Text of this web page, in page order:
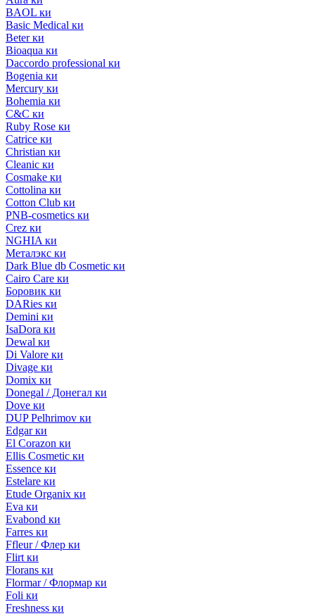
BAOL ки
Basic Medical ки
Beter ки
Bioaqua ки
Daccordo professional ки
Bogenia ки
Mercury ки
Bohemia ки
C&C ки
Ruby Rose ки
Catrice ки
Christian ки
Cleanic ки
Cosmake ки
Cottolina ки
Cotton Club ки
PNB-cosmetics ки
Crez ки
NGHIA ки
Металэкс ки
Dark Blue db Cosmetic ки
Cairo Care ки
Боровик ки
DARies ки
Demini ки
IsaDora ки
Dewal ки
Di Valore ки
Divage ки
Domix ки
Donegal / Донегал ки
Dove ки
DUP Pelhrimov ки
Edgar ки
El Corazon ки
Ellis Cosmetic ки
Essence ки
Estelare ки
Etude Organix ки
Eva ки
Evabond ки
Farres ки
Ffleur / Флер ки
Flirt ки
Florans ки
Flormar / Флормар ки
Foli ки
Freshness ки